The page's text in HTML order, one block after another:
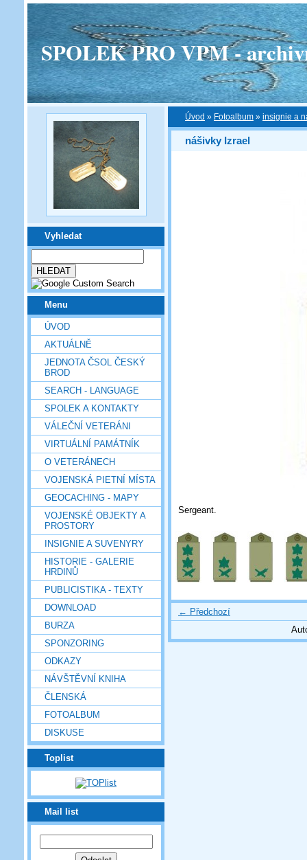
SPOLEK PRO VPM -
Vyhledat
Menu
ÚVOD
AKTUÁLNĚ
JEDNOTA ČSOL ČESKÝ
BROD
SEARCH - LANGUAGE
SPOLEK A KONTAKTY
VÁLEČNÍ VETERÁNI
VIRTUÁLNÍ PAMÁTNÍK
O VETERÁNECH
VOJENSKÁ PIETNÍ MÍSTA
GEOCACHING - MAPY
VOJENSKÉ OBJEKTY A
PROSTORY
INSIGNIE A SUVENYRY
HISTORIE - GALERIE
HRDINŮ
PUBLICISTIKA - TEXTY
DOWNLOAD
BURZA
SPONZORING
ODKAZY
NÁVŠTĚVNÍ KNIHA
ČLENSKÁ
FOTOALBUM
DISKUSE
Toplist
Mail list
Úvod » Fotoalbum » insignie a
nášivky Izrael
Sergeant.
← Předchozí